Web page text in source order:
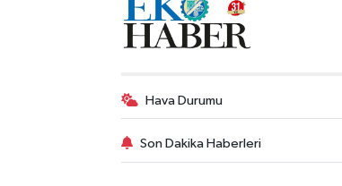
Hava Durumu
Son Dakika Haberleri